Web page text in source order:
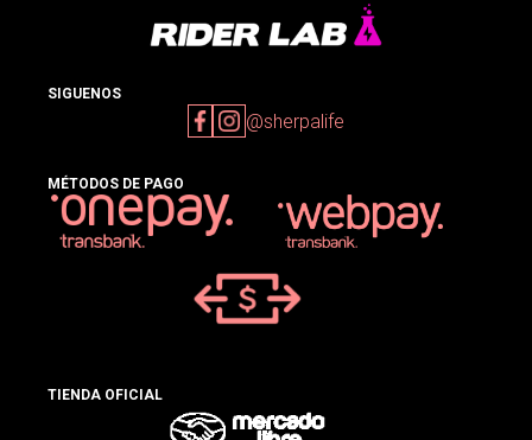
SIGUENOS
@sherpalife
MÉTODOS DE PAGO
TIENDA OFICIAL